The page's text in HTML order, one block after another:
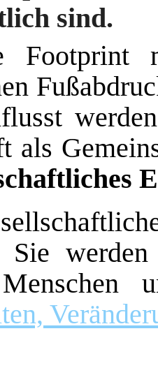
sind.
Footprint
als
Sie